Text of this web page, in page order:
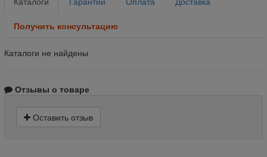
Получить консультацию
Каталоги не найдены
Отзывы о товаре
Оставить отзыв